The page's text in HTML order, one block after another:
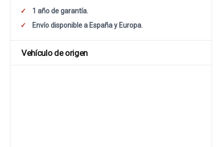
1 año de garantía.
Envío disponible a España y Europa.
Vehículo de origen